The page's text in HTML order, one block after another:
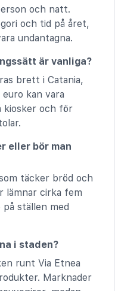
och natt.
och tid på året,
undantagna.
är vanliga?
brett i Catania,
kan vara
kiosker och för
eller bör man
täcker bröd och
lämnar cirka fem
ställen med
i staden?
runt Via Etnea
Marknader